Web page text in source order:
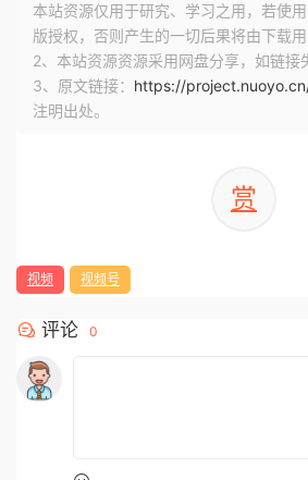
本站资源仅用于研究、学习之用，若使
版授权，否则产生的一切后果将由下载用
2、本站资源资源采用网盘分享，如链接
3、原文链接： https://
注明出处。
赏
视频 视频号
评论 0